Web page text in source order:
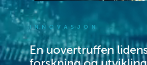
INNOVASJON
En uovertruffen